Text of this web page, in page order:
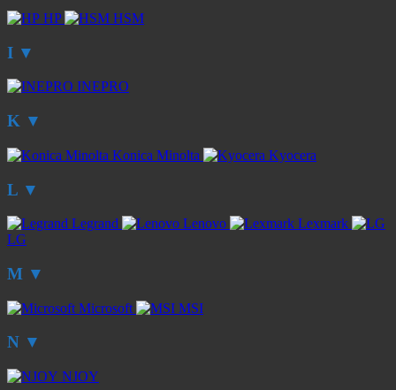
HP HSM
I ▼
INEPRO
K ▼
Konica Minolta Kyocera
L ▼
Legrand Lenovo
Lexmark
LG
M ▼
Microsoft MSI
N ▼
NJOY